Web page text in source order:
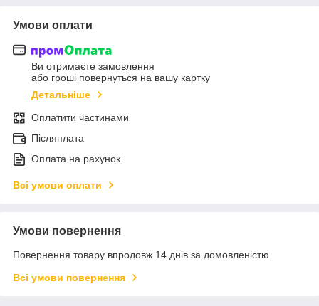
Умови оплати
Ви отримаєте замовлення
або гроші повернуться на вашу картку
Детальніше
Оплатити частинами
Післяплата
Оплата на рахунок
Всі умови оплати
Умови повернення
Повернення товару впродовж 14 днів за домовленістю
Всі умови повернення